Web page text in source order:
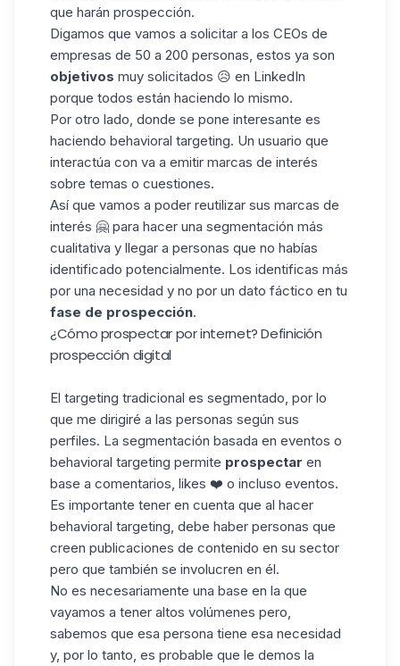
que harán prospección.
Digamos que vamos a solicitar a los CEOs de
empresas de 50 a 200 personas, estos ya son
objetivos muy solicitados 😥 en LinkedIn
porque todos están haciendo lo mismo.
Por otro lado, donde se pone interesante es
haciendo behavioral targeting. Un usuario que
interactúa con va a emitir marcas de interés
sobre temas o cuestiones.
Así que vamos a poder reutilizar sus marcas de
interés 🤗 para hacer una segmentación más
cualitativa y llegar a personas que no habías
identificado potencialmente. Los identificas más
por una necesidad y no por un dato fáctico en tu
fase de prospección.
¿Cómo prospectar por internet? Definición
prospección digital
El targeting tradicional es segmentado, por lo
que me dirigiré a las personas según sus
perfiles. La segmentación basada en eventos o
behavioral targeting permite prospectar en
base a comentarios, likes ❤️ o incluso eventos.
Es importante tener en cuenta que al hacer
behavioral targeting, debe haber personas que
creen publicaciones de contenido en su sector
pero que también se involucren en él.
No es necesariamente una base en la que
vayamos a tener altos volúmenes pero,
sabemos que esa persona tiene esa necesidad
y, por lo tanto, es probable que le demos la